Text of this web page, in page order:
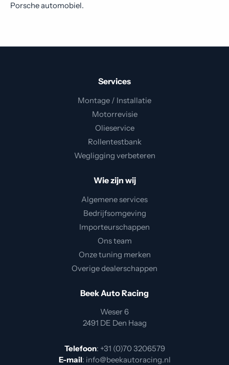
Porsche automobiel.
Services
Montage / Installatie
Motorrevisie
Olieservice
Rollentestbank
Wegligging verbeteren
Wie zijn wij
Algemene services
Bedrijfsomgeving
Importeurschappen
Ons team
Onze tuning merken
Overige dealerschappen
Beek Auto Racing
Weser 6
2491 DE Den Haag
Telefoon: +31 (0)70 3206579
E-mail: info@beekautoracing.nl